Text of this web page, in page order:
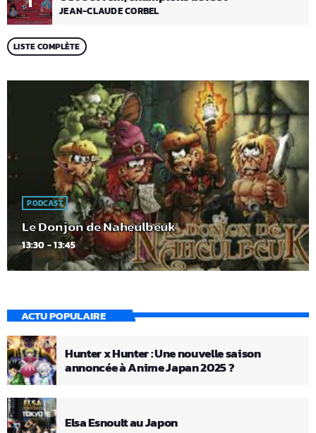
JEAN-CLAUDE CORBEL
LISTE COMPLÈTE
PODCAST
Le Donjon de Naheulbeuk
13:30 - 13:45
ACTU POPULAIRE
Hunter x Hunter : Une nouvelle saison
annoncée à Anime Japan 2025 ?
Elsa Esnoult au Japon